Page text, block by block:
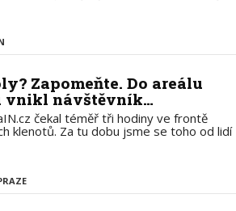
Zapomeňte. Do areálu
vnikl návštěvník…
čekal téměř tři hodiny ve frontě
klenotů. Za tu dobu jsme se toho od lidí